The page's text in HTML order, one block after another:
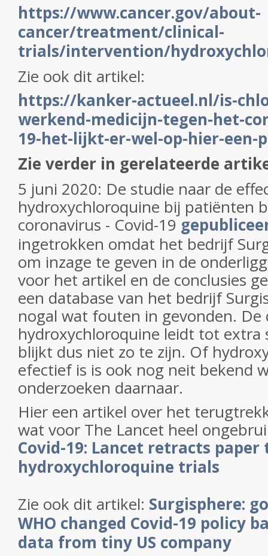
https://www.cancer.gov/about-
cancer/treatment/clinical-
trials/intervention/
Zie ook dit artikel:
https://kanker-actueel.nl/is-
werkend-medicijn-tegen-het-
19-het-lijkt-er-wel-op-hier-een-
Zie verder in gerelateerde
5 juni 2020: De studie naar de
hydroxychloroquine bij patiënten
coronavirus - Covid-19
ingetrokken omdat het bedrijf
om inzage te geven in de
voor het artikel en de conclusies
een database van het bedrijf
nogal wat fouten in gevonden. De
hydroxychloroquine leidt tot extra
blijkt dus niet zo te zijn. Of
efectief is is ook nog neit bekend
onderzoeken daarnaar.
Hier een artikel over het
wat voor The Lancet heel
Covid-19: Lancet retracts
hydroxychloroquine trials
Zie ook dit artikel: Surgisphere:
WHO changed Covid-19 policy
data from tiny US company